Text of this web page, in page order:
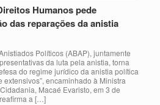
Humanos pede
das reparações da anistia
Políticos (ABAP), juntamente
da luta pela anistia, torna
do regime jurídico da anistia política
encaminhado à Ministra
Macaé Evaristo, em 3 de
a […]